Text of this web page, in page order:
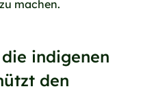
machen.
indigenen
den